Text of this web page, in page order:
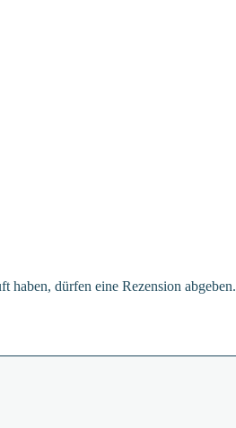
haben, dürfen eine Rezension abgeben.